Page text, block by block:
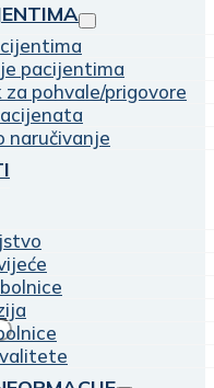
pacijentima
za pohvale/prigovore
naručivanje